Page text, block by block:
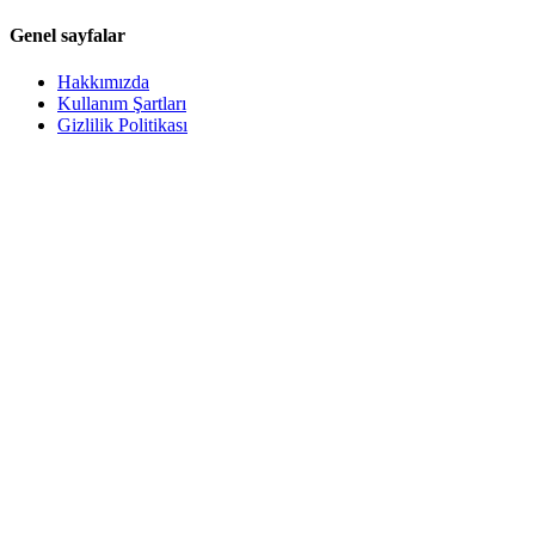
Genel sayfalar
Hakkımızda
Kullanım Şartları
Gizlilik Politikası